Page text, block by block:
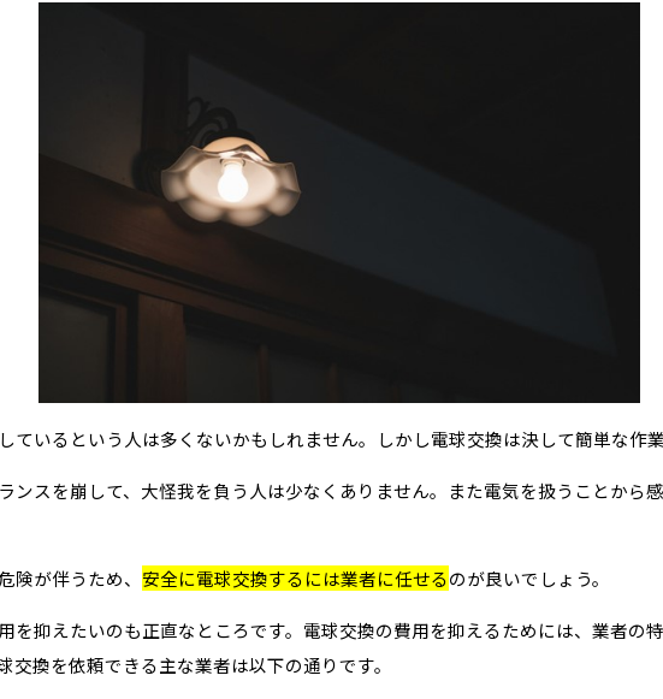
ているという人は多くないかもしれません。しかし電球交換は決して簡単な作業
ンスを崩して、大怪我を負う人は少なくありません。また電気を扱うことから
険が伴うため、 安全に電球交換するには業者に任せるのが良いでしょう。
を抑えたいのも正直なところです。電球交換の費用を抑えるためには、業者の
交換を依頼できる主な業者は以下の通りです。